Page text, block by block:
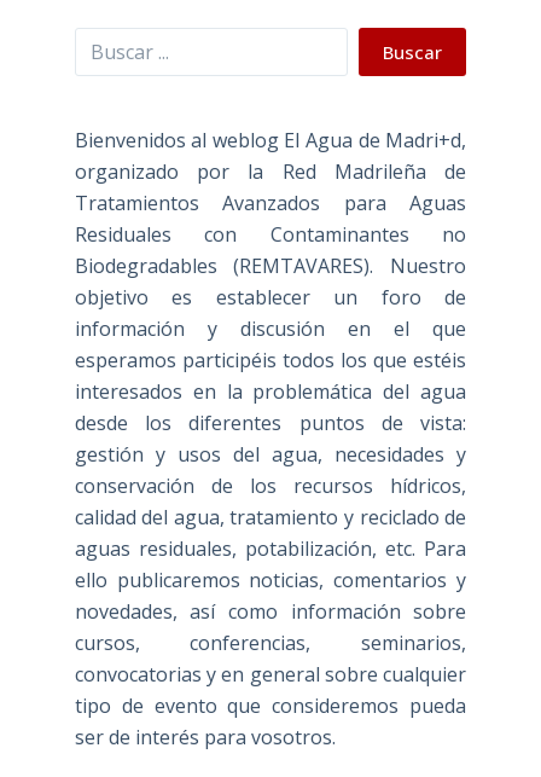
Buscar Buscar
Bienvenidos al weblog El Agua de Madri+d,
organizado por la Red Madrileña de
Tratamientos Avanzados para Aguas
Residuales con Contaminantes no
Biodegradables (REMTAVARES). Nuestro
objetivo es establecer un foro de
información y discusión en el que
esperamos participéis todos los que estéis
interesados en la problemática del agua
desde los diferentes puntos de vista:
gestión y usos del agua, necesidades y
conservación de los recursos hídricos,
calidad del agua, tratamiento y reciclado de
aguas residuales, potabilización, etc. Para
ello publicaremos noticias, comentarios y
novedades, así como información sobre
cursos, conferencias, seminarios,
convocatorias y en general sobre cualquier
tipo de evento que consideremos pueda
ser de interés para vosotros.